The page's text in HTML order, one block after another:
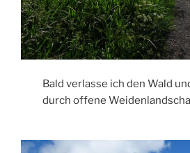
Bald verlasse ich den Wald
durch offene